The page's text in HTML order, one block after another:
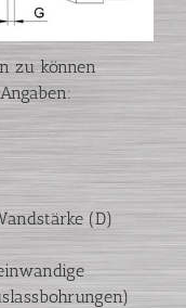
zu können
(D)